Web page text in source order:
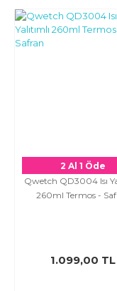
2 Al 1 Öde
Qwetch QD3004 Isı
260ml Termos -
1.099,00 TL